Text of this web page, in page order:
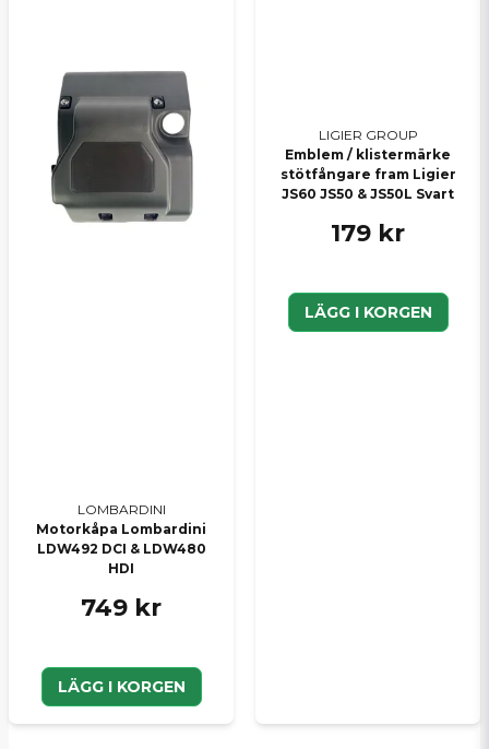
LOMBARDINI
Motorkåpa Lombardini
LDW492 DCI & LDW480
HDI
749 kr
LÄGG I KORGEN
LIGIER GROUP
Emblem / klistermärke
stötfångare fram Ligier
JS60 JS50 & JS50L Svart
179 kr
LÄGG I KORGEN
Skicka en fråga